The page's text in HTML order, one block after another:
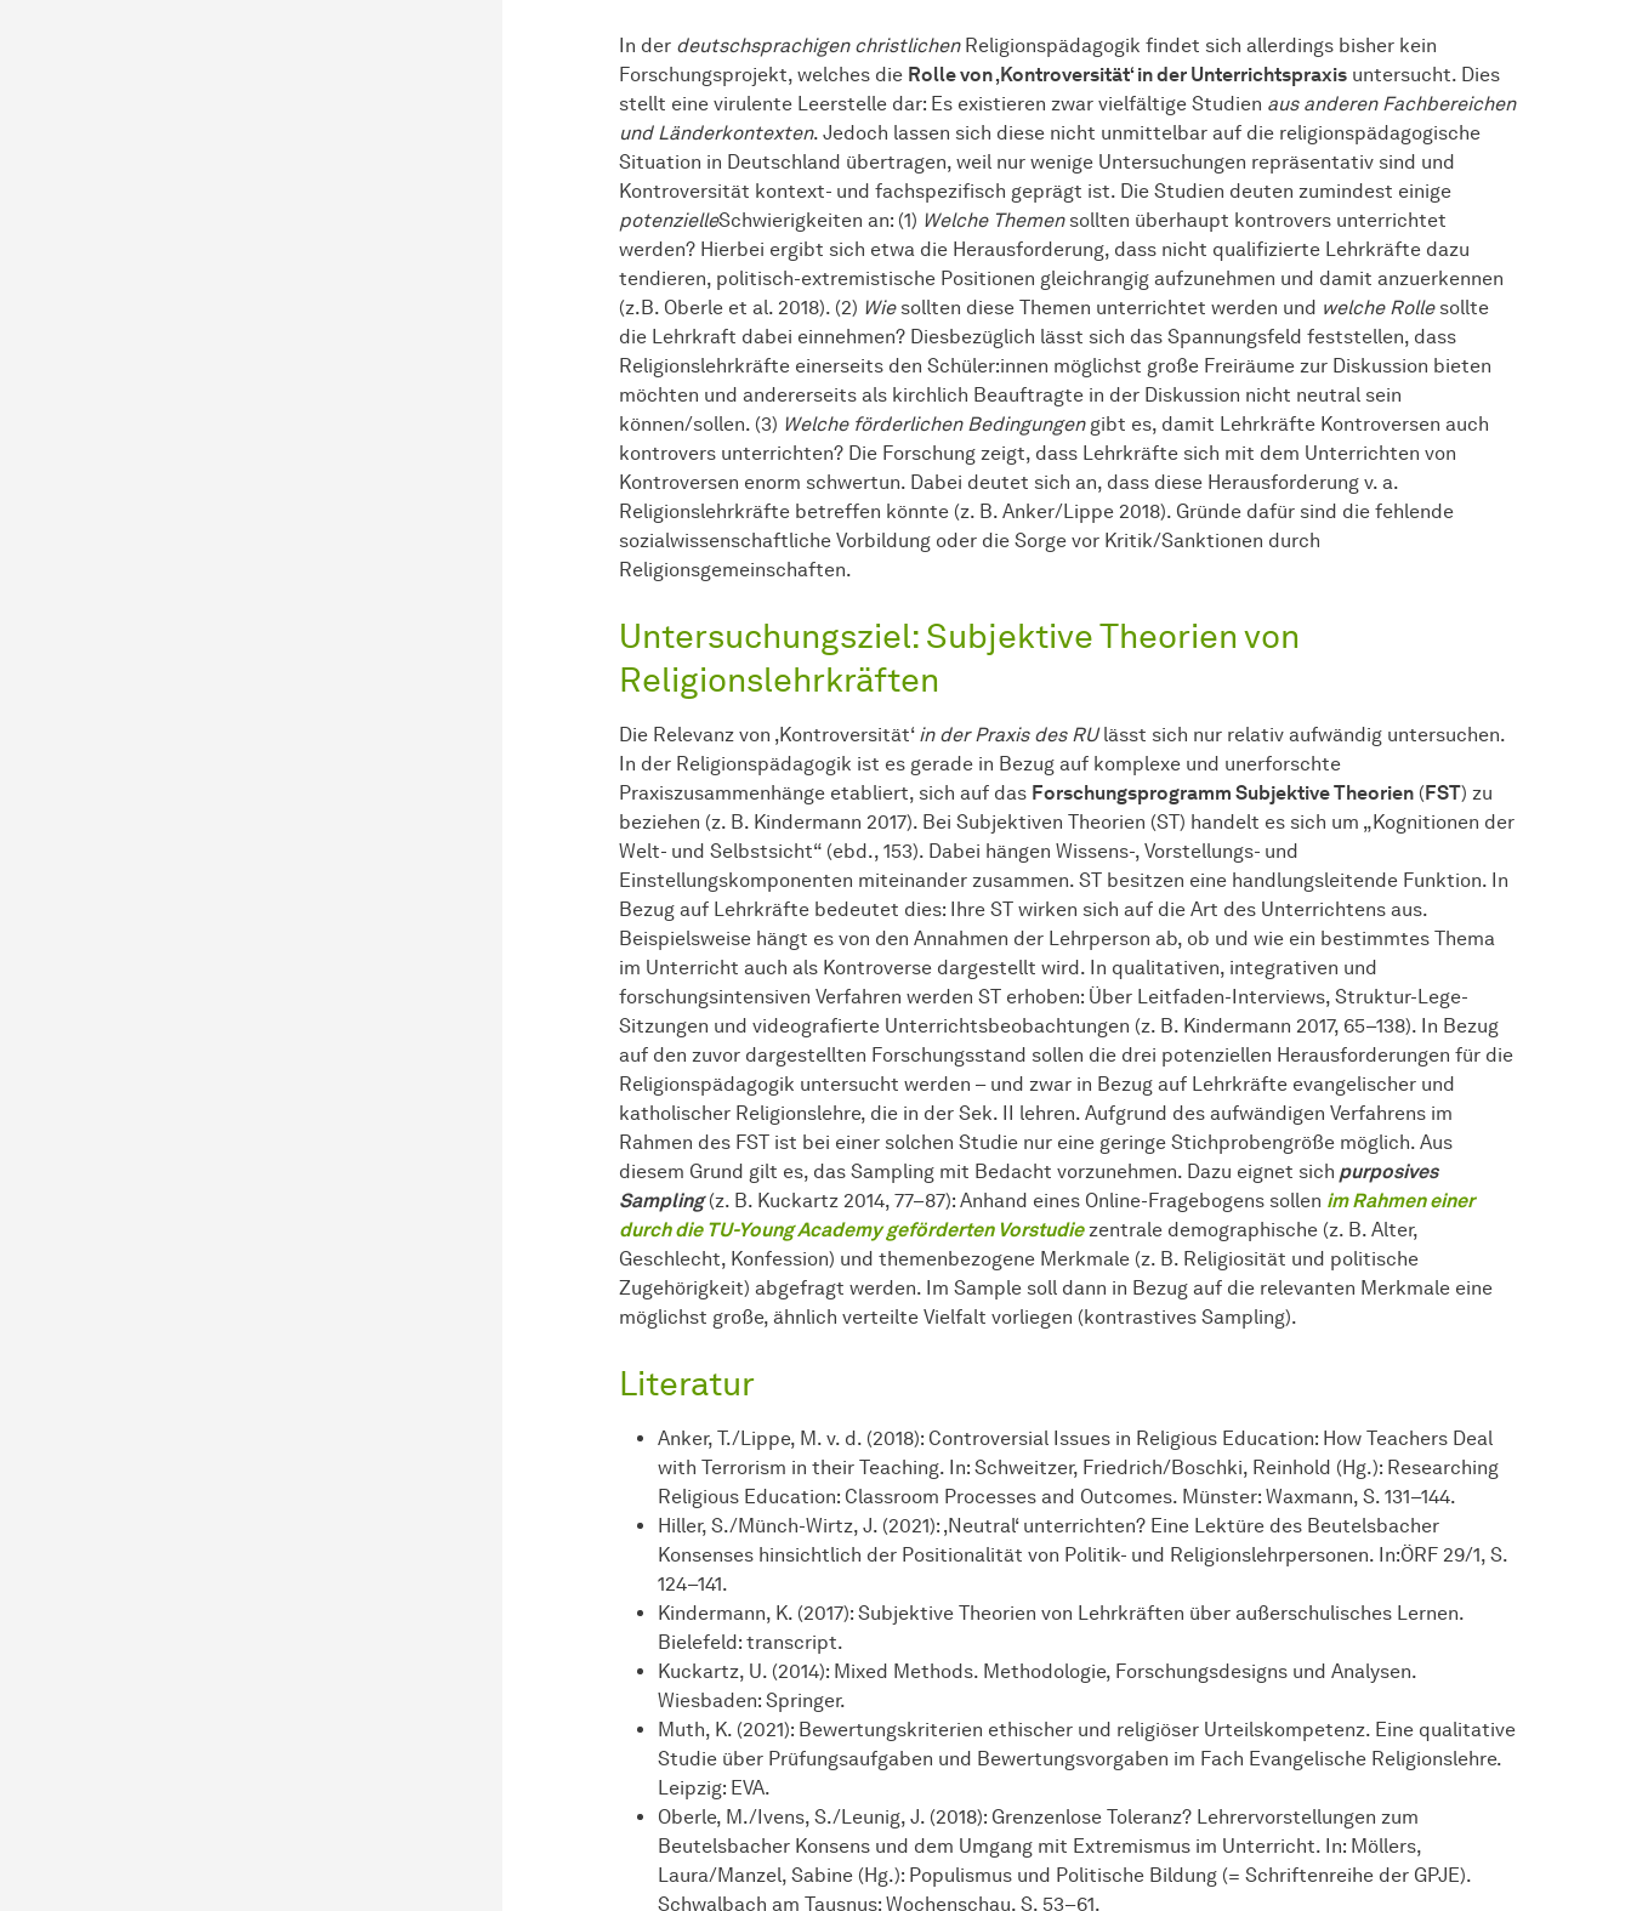
In der deutschsprachigen christlichenReligionspädagogik findet sich allerdings bisher kein
Forschungsprojekt, welches die Rolle von ‚Kontroversität‘ in der Unterrichtspraxis untersucht. Dies
stellt eine virulente Leerstelle dar: Es existieren zwar vielfältige Studien aus anderen Fachbereichen
und Länderkontexten. Jedoch lassen sich diese nicht unmittelbar auf die religionspädagogische
Situation in Deutschland übertragen, weil nur wenige Untersuchungen repräsentativ sind und
Kontroversität kontext- und fachspezifisch geprägt ist. Die Studien deuten zumindest einige
potenzielleSchwierigkeiten an: (1) Welche Themensollten überhaupt kontrovers unterrichtet
werden? Hierbei ergibt sich etwa die Herausforderung, dass nicht qualifizierte Lehrkräfte dazu
tendieren, politisch-extremistische Positionen gleichrangig aufzunehmen und damit anzuerkennen
(z.B. Oberle et al. 2018). (2) Wiesollten diese Themen unterrichtet werden und welche Rollesollte
die Lehrkraft dabei einnehmen? Diesbezüglich lässt sich das Spannungsfeld feststellen, dass
Religionslehrkräfte einerseits den Schüler:innen möglichst große Freiräume zur Diskussion bieten
möchten und andererseits als kirchlich Beauftragte in der Diskussion nicht neutral sein
können/sollen. (3) Welche förderlichen Bedingungen gibt es, damit Lehrkräfte Kontroversen auch
kontrovers unterrichten? Die Forschung zeigt, dass Lehrkräfte sich mit dem Unterrichten von
Kontroversen enorm schwertun. Dabei deutet sich an, dass diese Herausforderung v. a.
Religionslehrkräfte betreffen könnte (z. B. Anker/Lippe 2018). Gründe dafür sind die fehlende
sozialwissenschaftliche Vorbildung oder die Sorge vor Kritik/Sanktionen durch
Religionsgemeinschaften.
Untersuchungsziel: Subjektive Theorien von
Religionslehrkräften
Die Relevanz von ‚Kontroversität‘ in der Praxis des RUlässt sich nur relativ aufwändig untersuchen.
In der Religionspädagogik ist es gerade in Bezug auf komplexe und unerforschte
Praxiszusammenhänge etabliert, sich auf das Forschungsprogramm Subjektive Theorien (FST) zu
beziehen (z. B. Kindermann 2017). Bei Subjektiven Theorien (ST) handelt es sich um „Kognitionen der
Welt- und Selbstsicht“ (ebd., 153). Dabei hängen Wissens-, Vorstellungs- und
Einstellungskomponenten miteinander zusammen. ST besitzen eine handlungsleitende Funktion. In
Bezug auf Lehrkräfte bedeutet dies: Ihre ST wirken sich auf die Art des Unterrichtens aus.
Beispielsweise hängt es von den Annahmen der Lehrperson ab, ob und wie ein bestimmtes Thema
im Unterricht auch als Kontroverse dargestellt wird. In qualitativen, integrativen und
forschungsintensiven Verfahren werden ST erhoben: Über Leitfaden-Interviews, Struktur-Lege-
Sitzungen und videografierte Unterrichtsbeobachtungen (z. B. Kindermann 2017, 65–138). In Bezug
auf den zuvor dargestellten Forschungsstand sollen die drei potenziellen Herausforderungen für die
Religionspädagogik untersucht werden – und zwar in Bezug auf Lehrkräfte evangelischer und
katholischer Religionslehre, die in der Sek. II lehren. Aufgrund des aufwändigen Verfahrens im
Rahmen des FST ist bei einer solchen Studie nur eine geringe Stichprobengröße möglich. Aus
diesem Grund gilt es, das Sampling mit Bedacht vorzunehmen. Dazu eignet sich purposives
Sampling(z. B. Kuckartz 2014, 77–87): Anhand eines Online-Fragebogens sollen im Rahmen einer
durch die TU-Young Academy geförderten Vorstudiezentrale demographische (z. B. Alter,
Geschlecht, Konfession) und themenbezogene Merkmale (z. B. Religiosität und politische
Zugehörigkeit) abgefragt werden. Im Sample soll dann in Bezug auf die relevanten Merkmale eine
möglichst große, ähnlich verteilte Vielfalt vorliegen (kontrastives Sampling).
Literatur
Anker, T./Lippe, M. v. d. (2018): Controversial Issues in Religious Education: How Teachers Deal
with Terrorism in their Teaching. In: Schweitzer, Friedrich/Boschki, Reinhold (Hg.): Researching
Religious Education: Classroom Processes and Outcomes. Münster: Waxmann, S. 131–144.
Hiller, S./Münch-Wirtz, J. (2021): ‚Neutral‘ unterrichten? Eine Lektüre des Beutelsbacher
Konsenses hinsichtlich der Positionalität von Politik- und Religionslehrpersonen. In:ÖRF 29/1, S.
124–141.
Kindermann, K. (2017): Subjektive Theorien von Lehrkräften über außerschulisches Lernen.
Bielefeld: transcript.
Kuckartz, U. (2014): Mixed Methods. Methodologie, Forschungsdesigns und Analysen.
Wiesbaden: Springer.
Muth, K. (2021): Bewertungskriterien ethischer und religiöser Urteilskompetenz. Eine qualitative
Studie über Prüfungsaufgaben und Bewertungsvorgaben im Fach Evangelische Religionslehre.
Leipzig: EVA.
Oberle, M./Ivens, S./Leunig, J. (2018): Grenzenlose Toleranz? Lehrervorstellungen zum
Beutelsbacher Konsens und dem Umgang mit Extremismus im Unterricht. In: Möllers,
Laura/Manzel, Sabine (Hg.): Populismus und Politische Bildung (= Schriftenreihe der GPJE).
Schwalbach am Tausnus: Wochenschau, S. 53–61.